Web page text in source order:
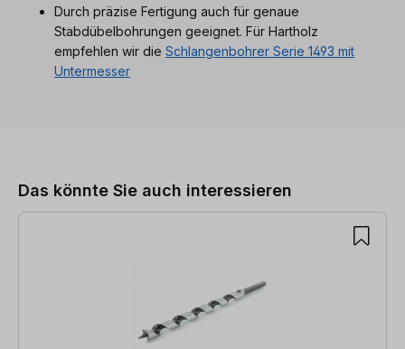
Durch präzise Fertigung auch für genaue
Stabdübelbohrungen geeignet. Für Hartholz
empfehlen wir die Schlangenbohrer Serie 1493 mit
Untermesser
Das könnte Sie auch interessieren